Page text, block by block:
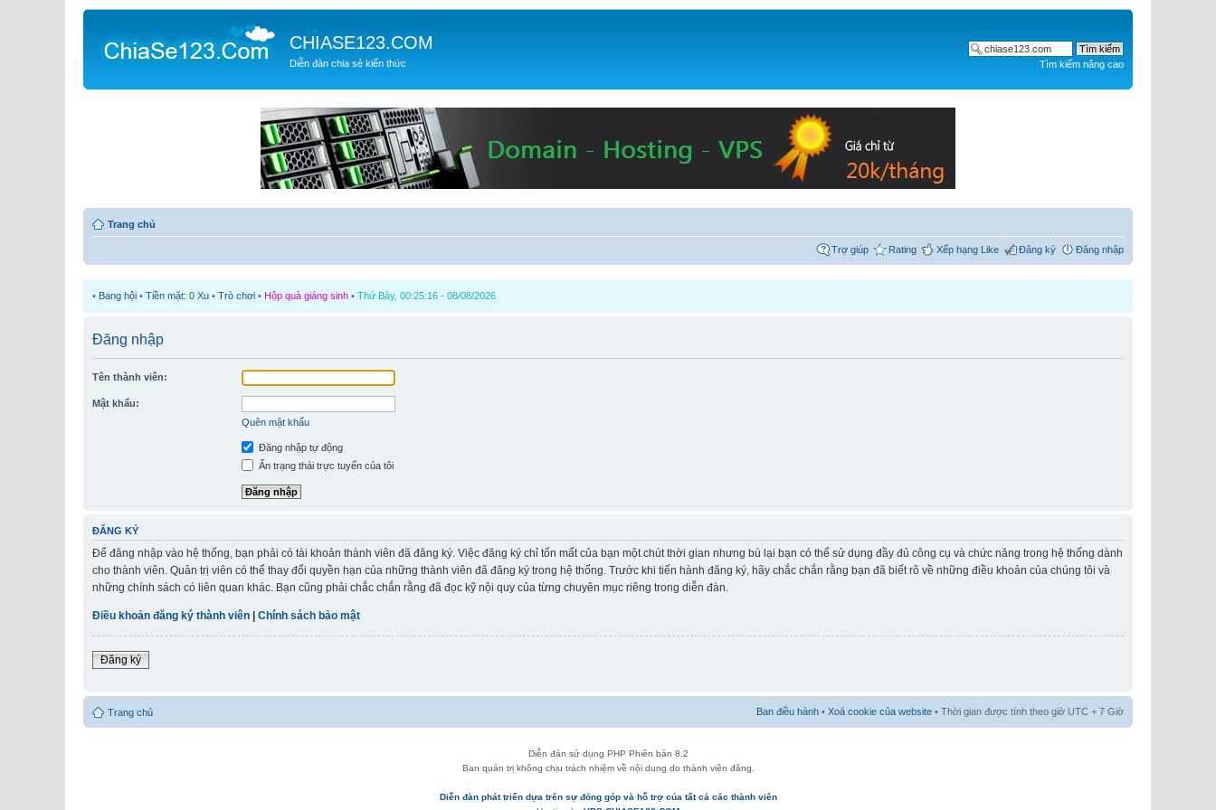
CHIASE123.COM
Diễn đàn chia sẻ kiến thức Tìm kiếm nâng cao
Trang chủ
Trợ giúp Rating Xếp hạng Like Đăng ký Đăng nhập
• Bang hội • Tiền mặt: 0 Xu • Trò chơi • Hộp quà giáng sinh • Thứ Bảy, 00:25:16 - 08/08/2026
Đăng nhập
Tên thành viên:
Mật khẩu:
Quên mật khẩu
Đăng nhập tự động
Ẩn trạng thái trực tuyến của tôi
ĐĂNG KÝ
Để đăng nhập vào hệ thống, bạn phải có tài khoản thành viên đã đăng ký. Việc đăng ký chỉ tốn mất của bạn một chút thời gian nhưng bù lại bạn có thể sử dụng đầy đủ công cụ và chức năng trong hệ thống dành
cho thành viên. Quản trị viên có thể thay đổi quyền hạn của những thành viên đã đăng ký trong hệ thống. Trước khi tiến hành đăng ký, hãy chắc chắn rằng bạn đã biết rõ về những điều khoản của chúng tôi và
những chính sách có liên quan khác. Bạn cũng phải chắc chắn rằng đã đọc kỹ nội quy của từng chuyên mục riêng trong diễn đàn.
Điều khoản đăng ký thành viên Chính sách bảo mật
Đăng ký
Trang chủ Ban điều hành • Xoá cookie của website • Thời gian được tính theo giờ UTC + 7 Giờ
Diễn đàn sử dụng PHP Phiên bản 8.2
Ban quản trị không chịu trách nhiệm về nội dung do thành viên đăng.
Diễn đàn phát triển dựa trên sự đóng góp và hỗ trợ của tất cả các thành viên